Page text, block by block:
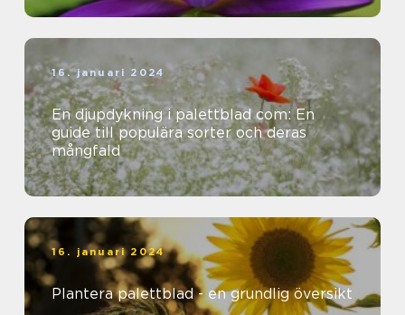
16. januari 2024
En djupdykning i palettblad com: En
guide till populära sorter och deras
mångfald
16. januari 2024
Plantera palettblad - en grundlig översikt